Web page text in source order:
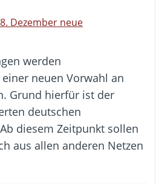
Dezember neue
werden
neuen Vorwahl an
Grund hierfür ist der
deutschen
diesem Zeitpunkt sollen
aus allen anderen Netzen